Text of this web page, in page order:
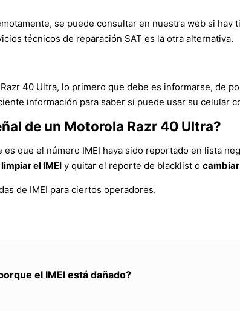
se puede consultar en nuestra web si hay
técnicos de reparación SAT es la otra alternativa.
40 Ultra, lo primero que debe es informarse, de
información para saber si puede usar su celular
de un Motorola Razr 40 Ultra?
que el número IMEI haya sido reportado en lista
limpiar el IMEI y quitar el reporte de blacklist o cambiar
de IMEI para ciertos operadores.
el IMEI está dañado?